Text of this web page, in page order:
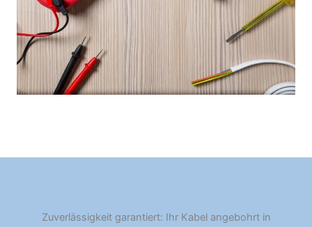
Zuverlässigkeit garantiert: Ihr Kabel angebohrt in